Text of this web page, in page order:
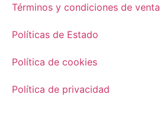
Términos y condiciones de venta
Políticas de Estado
Política de cookies
Política de privacidad